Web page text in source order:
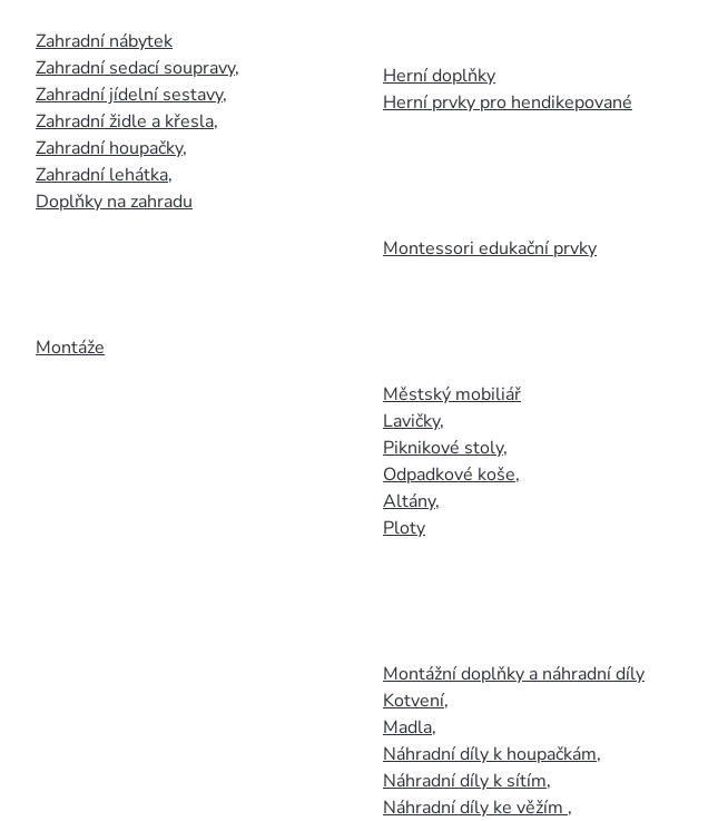
Zahradní nábytek
Zahradní sedací soupravy,
Zahradní jídelní sestavy,
Zahradní židle a křesla,
Zahradní houpačky,
Zahradní lehátka,
Doplňky na zahradu
Montáže
Herní doplňky
Herní prvky pro hendikepované
Montessori edukační prvky
Městský mobiliář
Lavičky,
Piknikové stoly,
Odpadkové koše,
Altány,
Ploty
Montážní doplňky a náhradní díly
Kotvení,
Madla,
Náhradní díly k houpačkám,
Náhradní díly k sítím,
Náhradní díly ke věžím ,